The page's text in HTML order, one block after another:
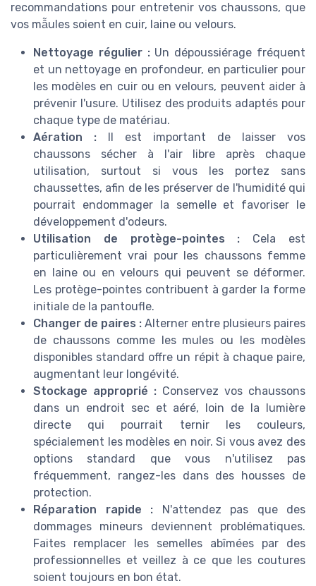
recommandations pour entretenir vos chaussons, que
vos mẫules soient en cuir, laine ou velours.
Nettoyage régulier :Un dépoussiérage fréquent
et un nettoyage en profondeur, en particulier pour
les modèles en cuir ou en velours, peuvent aider à
prévenir l'usure. Utilisez des produits adaptés pour
chaque type de matériau.
Aération : Il est important de laisser vos
chaussons sécher à l'air libre après chaque
utilisation, surtout si vous les portez sans
chaussettes, afin de les préserver de l'humidité qui
pourrait endommager la semelle et favoriser le
développement d'odeurs.
Utilisation de protège-pointes : Cela est
particulièrement vrai pour les chaussons femme
en laine ou en velours qui peuvent se déformer.
Les protège-pointes contribuent à garder la forme
initiale de la pantoufle.
Changer de paires : Alterner entre plusieurs paires
de chaussons comme les mules ou les modèles
disponibles standard offre un répit à chaque paire,
augmentant leur longévité.
Stockage approprié : Conservez vos chaussons
dans un endroit sec et aéré, loin de la lumière
directe qui pourrait ternir les couleurs,
spécialement les modèles en noir. Si vous avez des
options standard que vous n'utilisez pas
fréquemment, rangez-les dans des housses de
protection.
Réparation rapide : N'attendez pas que des
dommages mineurs deviennent problématiques.
Faites remplacer les semelles abîmées par des
professionnelles et veillez à ce que les coutures
soient toujours en bon état.